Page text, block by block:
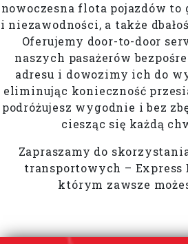
nowoczesna flota pojazdów
i niezawodności, a także
Oferujemy door-to-door
naszych pasażerów
adresu i dowozimy ich do
eliminując konieczność
podróżujesz wygodnie i bez
ciesząc się każdą
Zapraszamy do
transportowych – Express
którym zawsze